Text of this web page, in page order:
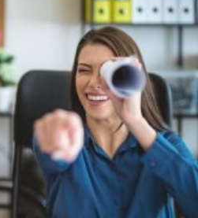
vozidla. Náhrada za
vyhláškou. Více o
na webu Peníze.cz – zde.